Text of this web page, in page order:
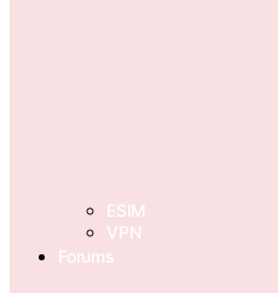
ESIM
VPN
Forums